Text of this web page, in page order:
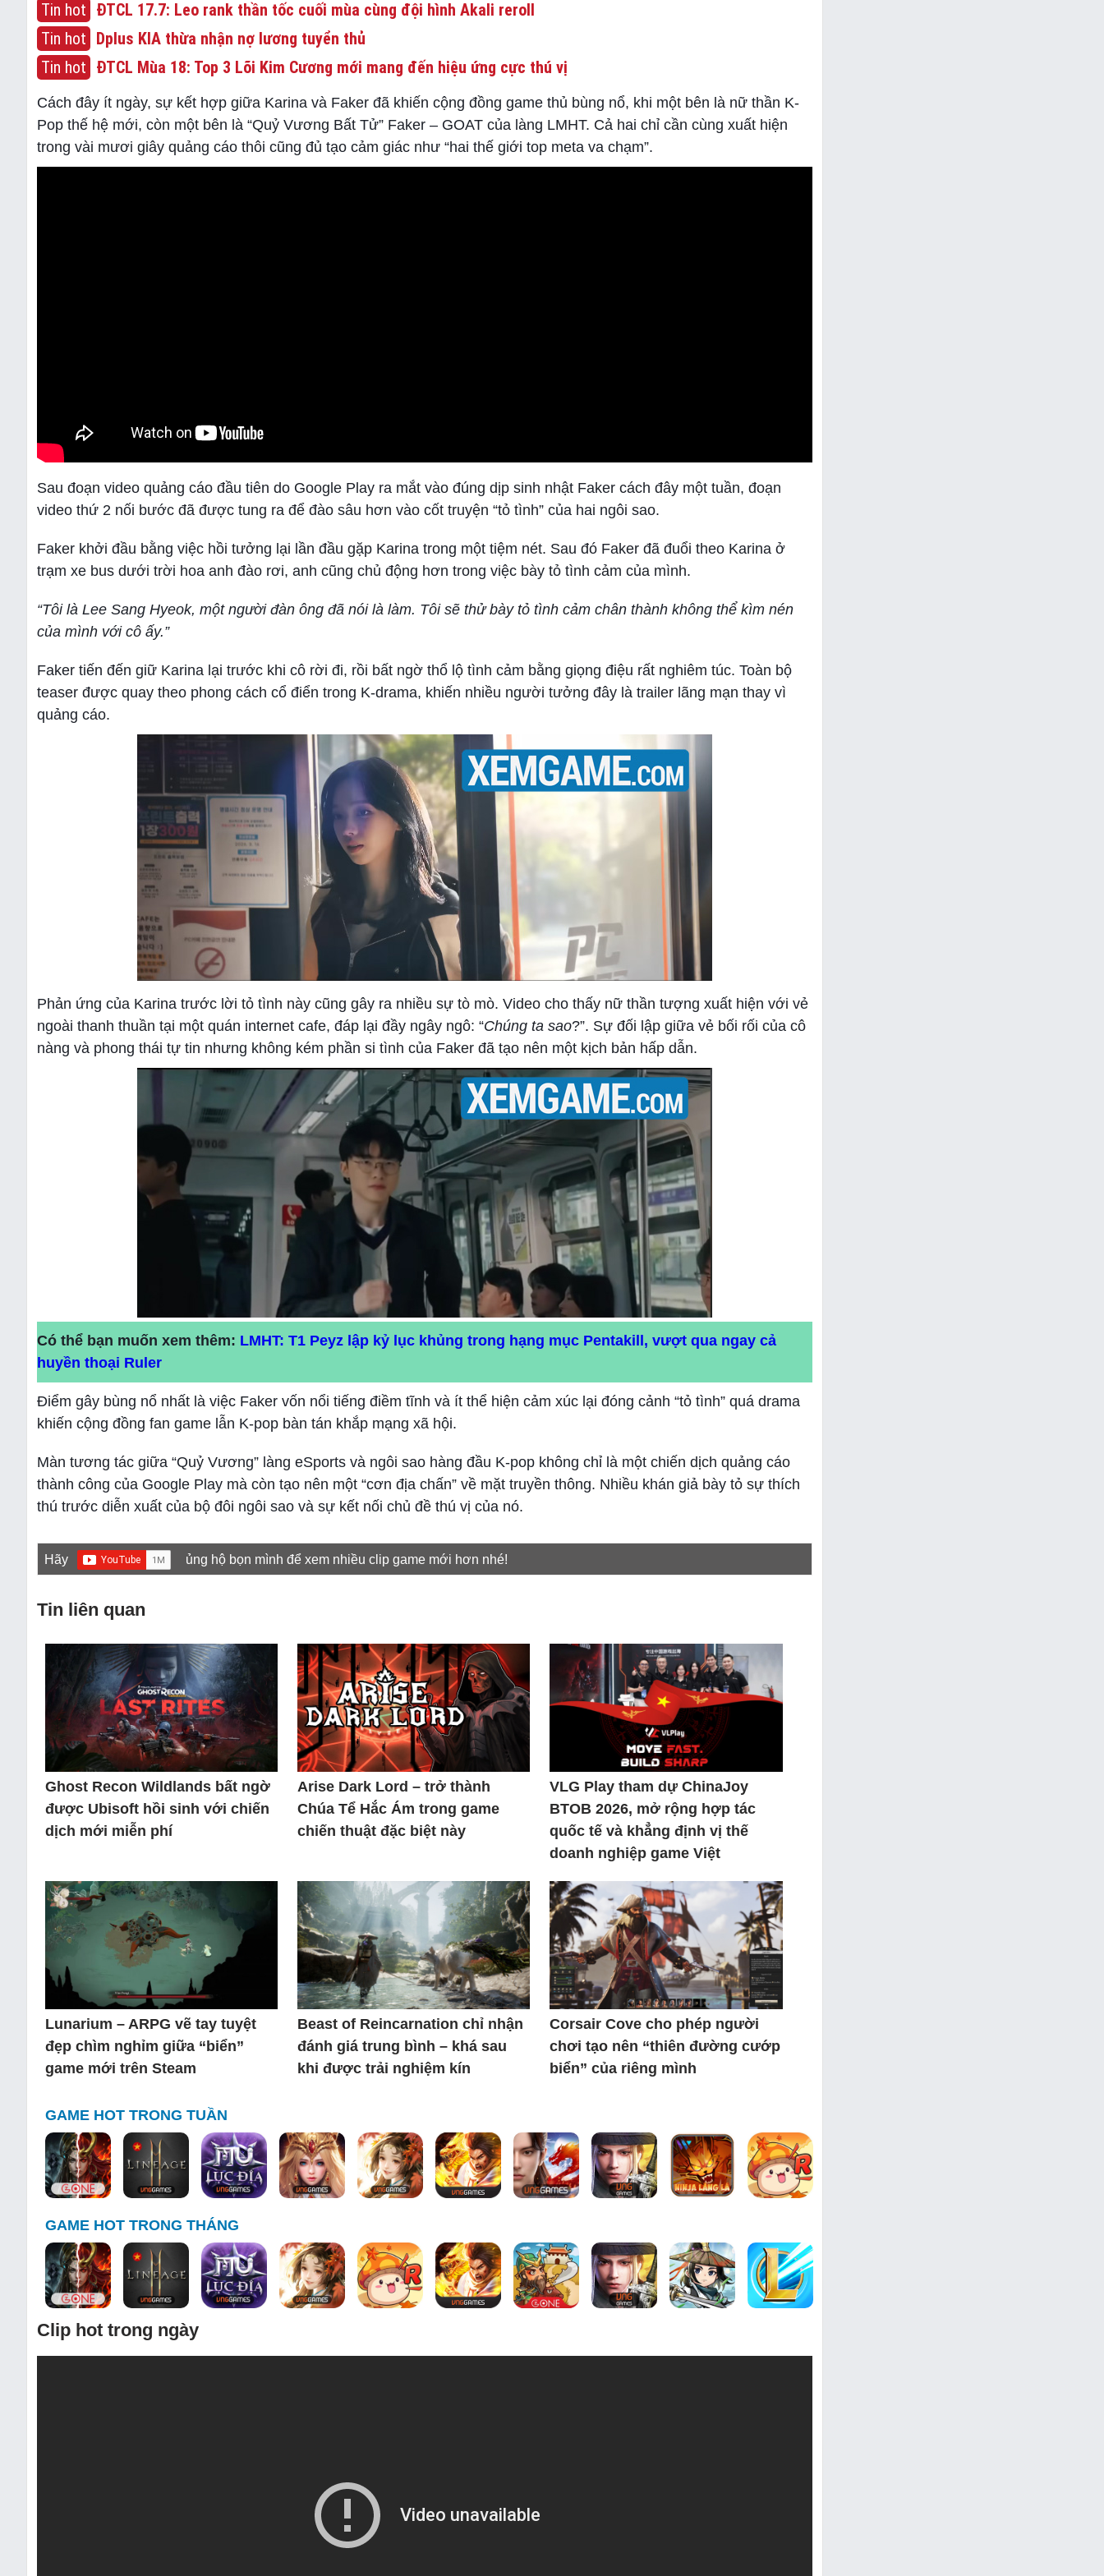
Tin hot ĐTCL 17.7: Leo rank thần tốc cuối mùa cùng đội hình Akali reroll
Tin hot Dplus KIA thừa nhận nợ lương tuyển thủ
Tin hot ĐTCL Mùa 18: Top 3 Lõi Kim Cương mới mang đến hiệu ứng cực thú vị
Cách đây ít ngày, sự kết hợp giữa Karina và Faker đã khiến cộng đồng game thủ bùng nổ, khi một bên là nữ thần K-
Pop thế hệ mới, còn một bên là “Quỷ Vương Bất Tử” Faker – GOAT của làng LMHT. Cả hai chỉ cần cùng xuất hiện
trong vài mươi giây quảng cáo thôi cũng đủ tạo cảm giác như “hai thế giới top meta va chạm”.
Sau đoạn video quảng cáo đầu tiên do Google Play ra mắt vào đúng dịp sinh nhật Faker cách đây một tuần, đoạn
video thứ 2 nối bước đã được tung ra để đào sâu hơn vào cốt truyện “tỏ tình” của hai ngôi sao.
Faker khởi đầu bằng việc hồi tưởng lại lần đầu gặp Karina trong một tiệm nét. Sau đó Faker đã đuổi theo Karina ở
trạm xe bus dưới trời hoa anh đào rơi, anh cũng chủ động hơn trong việc bày tỏ tình cảm của mình.
“Tôi là Lee Sang Hyeok, một người đàn ông đã nói là làm. Tôi sẽ thử bày tỏ tình cảm chân thành không thể kìm nén
của mình với cô ấy.”
Faker tiến đến giữ Karina lại trước khi cô rời đi, rồi bất ngờ thổ lộ tình cảm bằng giọng điệu rất nghiêm túc. Toàn bộ
teaser được quay theo phong cách cổ điển trong K-drama, khiến nhiều người tưởng đây là trailer lãng mạn thay vì
quảng cáo.
Phản ứng của Karina trước lời tỏ tình này cũng gây ra nhiều sự tò mò. Video cho thấy nữ thần tượng xuất hiện với vẻ
ngoài thanh thuần tại một quán internet cafe, đáp lại đầy ngây ngô: “Chúng ta sao?”. Sự đối lập giữa vẻ bối rối của cô
nàng và phong thái tự tin nhưng không kém phần si tình của Faker đã tạo nên một kịch bản hấp dẫn.
Có thể bạn muốn xem thêm: LMHT: T1 Peyz lập kỷ lục khủng trong hạng mục Pentakill, vượt qua ngay cả
huyền thoại Ruler
Điểm gây bùng nổ nhất là việc Faker vốn nổi tiếng điềm tĩnh và ít thể hiện cảm xúc lại đóng cảnh “tỏ tình” quá drama
khiến cộng đồng fan game lẫn K-pop bàn tán khắp mạng xã hội.
Màn tương tác giữa “Quỷ Vương” làng eSports và ngôi sao hàng đầu K-pop không chỉ là một chiến dịch quảng cáo
thành công của Google Play mà còn tạo nên một “cơn địa chấn” về mặt truyền thông. Nhiều khán giả bày tỏ sự thích
thú trước diễn xuất của bộ đôi ngôi sao và sự kết nối chủ đề thú vị của nó.
Hãy ủng hộ bọn mình để xem nhiều clip game mới hơn nhé!
Tin liên quan
Ghost Recon Wildlands bất ngờ
được Ubisoft hồi sinh với chiến
dịch mới miễn phí
Arise Dark Lord – trở thành
Chúa Tể Hắc Ám trong game
chiến thuật đặc biệt này
VLG Play tham dự ChinaJoy
BTOB 2026, mở rộng hợp tác
quốc tế và khẳng định vị thế
doanh nghiệp game Việt
Lunarium – ARPG vẽ tay tuyệt
đẹp chìm nghỉm giữa “biển”
game mới trên Steam
Beast of Reincarnation chỉ nhận
đánh giá trung bình – khá sau
khi được trải nghiệm kín
Corsair Cove cho phép người
chơi tạo nên “thiên đường cướp
biển” của riêng mình
GAME HOT TRONG TUẦN
GAME HOT TRONG THÁNG
Clip hot trong ngày